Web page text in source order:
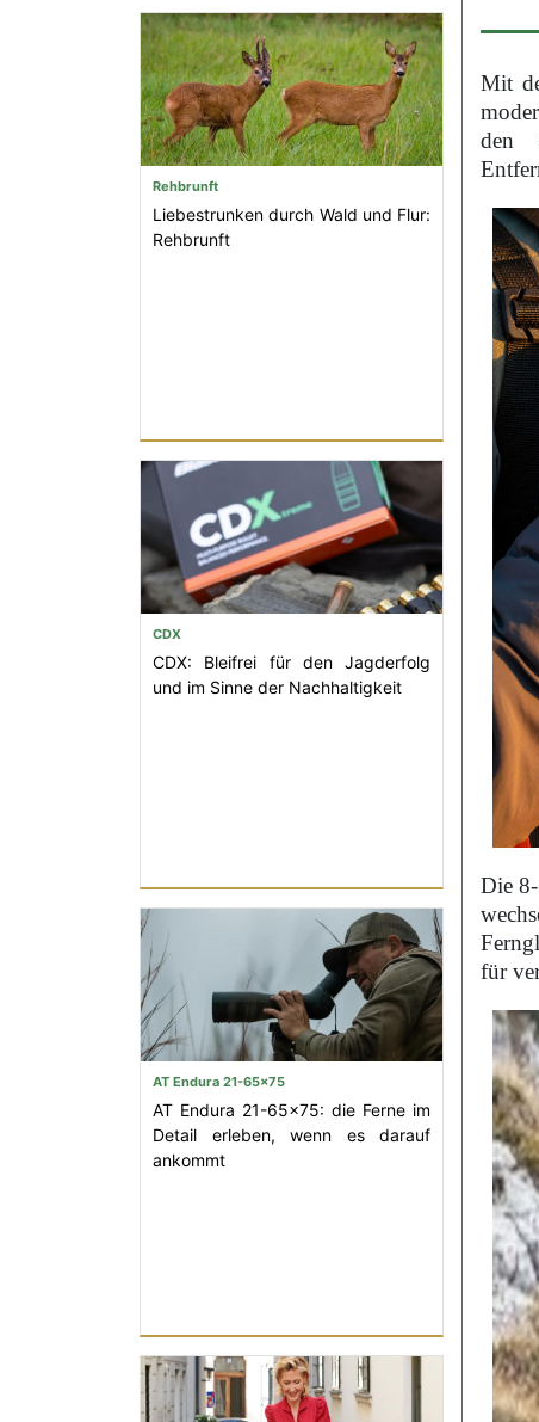
Rehbrunft
Liebestrunken durch Wald und Flur:
Rehbrunft
CDX
CDX: Bleifrei für den Jagderfolg
und im Sinne der Nachhaltigkeit
AT Endura 21-65x75
AT Endura 21-65x75: die Ferne im
Detail erleben, wenn es darauf
ankommt
Mit
den
Die
für